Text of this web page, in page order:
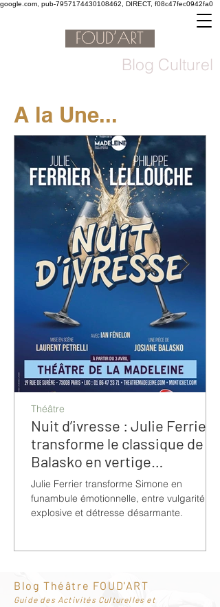
google.com, pub-7957174430108462, DIRECT, f08c47fec0942fa0
Blog Culturel
A la Une...
Nuit d’ivresse : Julie Ferrier
transforme le classique de
Balasko en vertige
bouleversant
Julie Ferrier transforme Simone en
funambule émotionnelle, entre vulgarité
explosive et détresse désarmante.
Théâtre
Blog Théâtre FOUD'ART
Guide des Activités Culturelles et